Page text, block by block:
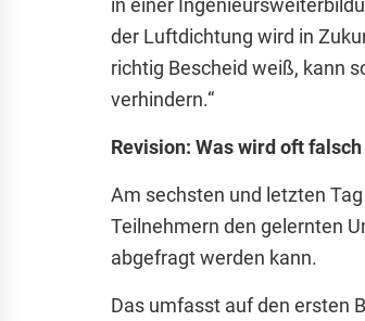
in einer
der Luftdichtung wird in
richtig Bescheid weiß, kann
verhindern.“
Revision: Was wird oft
Am sechsten und letzten
Teilnehmern den gelernten
abgefragt werden kann.
Das umfasst auf den ersten